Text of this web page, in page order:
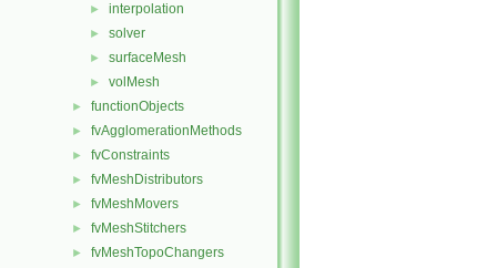
► interpolation
► solver
► surfaceMesh
► volMesh
► functionObjects
► fvAgglomerationMethods
► fvConstraints
► fvMeshDistributors
► fvMeshMovers
► fvMeshStitchers
► fvMeshTopoChangers